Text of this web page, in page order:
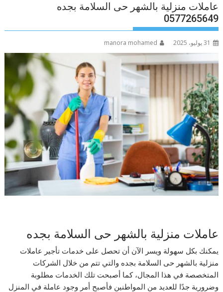
عاملات منزلية بالشهر حى السلامة بجده
0577265649
31 يوليو، 2025 manora mohamed
عاملات منزلية بالشهر حى السلامة بجده
يمكنك بكل سهولة ويسر الآن أن تحصل على خدمات تأجير عاملات
منزلية بالشهر حى السلامة بجده والتي تتم من خلال الشركات
المتخصصة في هذا المجال، كما أصبحت تلك الخدمات مطلوبة
وضرورية جدًا للعديد من المواطنين فأصبح أمر وجود عاملة في المنزل